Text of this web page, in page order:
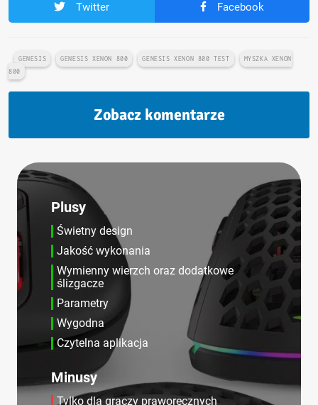
Twitter Facebook
GENESIS GENESIS XENON 800 GENESIS XENON 800 TEST
MYSZKA XENON
800
Zobacz komentarze
Plusy
Świetny design
Jakość wykonania
Wymienny wierzch oraz dodatkowe
ślizgacze
Parametry
Wygodna
Czytelna aplikacja
Minusy
Tylko dla graczy praworęcznych